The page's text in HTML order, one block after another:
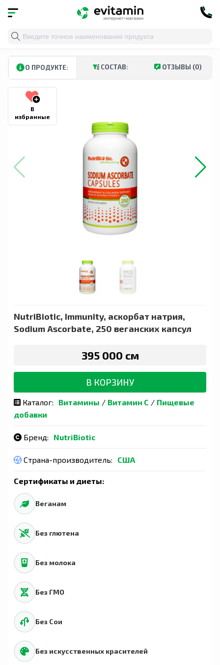
Главная Витамины и минералы
О ПРОДУКТЕ: СОСТАВ: ОТЗЫВЫ (0)
В
избранные
NutriBiotic, Immunity, аскорбат натрия,
Sodium Ascorbate, 250 веганских капсул
395 000 сӯм
В КОРЗИНУ
Каталог: Витамины / Витамин С / Пищевые
добавки
Бренд: NutriBiotic
Страна-производитель: США
Сертификаты и диеты:
Веганам
Без глютена
Без молока
Без ГМО
Без Сои
Без искусственных красителей